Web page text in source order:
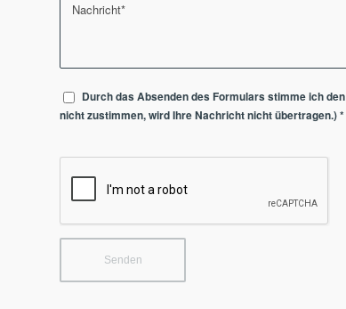
Durch das Absenden des Formulars stimme ich den
nicht zustimmen, wird Ihre Nachricht nicht übertragen.)*